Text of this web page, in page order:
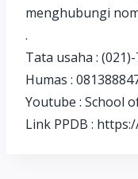
menghubungi
.
Tata usaha :
Humas :
Youtube : School
Link PPDB :